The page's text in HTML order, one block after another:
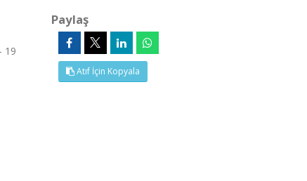
19
Paylaş
Atıf İçin Kopyala